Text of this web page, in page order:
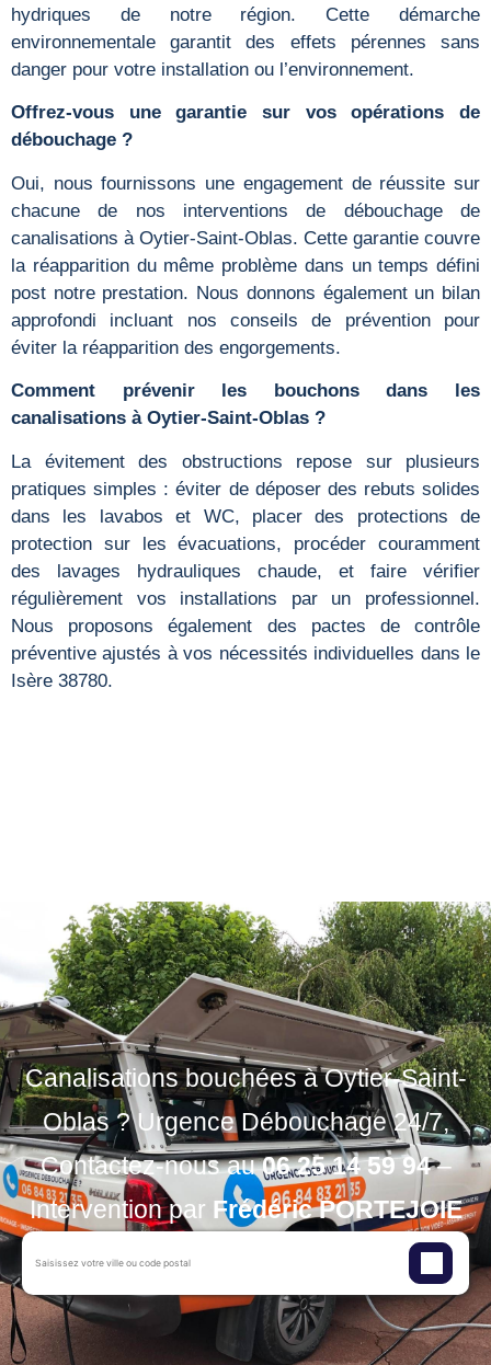
hydriques de notre région. Cette démarche
environnementale garantit des effets pérennes sans
danger pour votre installation ou l’environnement.
Offrez-vous une garantie sur vos opérations de
débouchage ?
Oui, nous fournissons une engagement de réussite sur
chacune de nos interventions de débouchage de
canalisations à Oytier-Saint-Oblas. Cette garantie couvre
la réapparition du même problème dans un temps défini
post notre prestation. Nous donnons également un bilan
approfondi incluant nos conseils de prévention pour
éviter la réapparition des engorgements.
Comment prévenir les bouchons dans les
canalisations à Oytier-Saint-Oblas ?
La évitement des obstructions repose sur plusieurs
pratiques simples : éviter de déposer des rebuts solides
dans les lavabos et WC, placer des protections de
protection sur les évacuations, procéder couramment
des lavages hydrauliques chaude, et faire vérifier
régulièrement vos installations par un professionnel.
Nous proposons également des pactes de contrôle
préventive ajustés à vos nécessités individuelles dans le
Isère 38780.
Canalisations bouchées à Oytier-Saint-
Oblas ? Urgence Débouchage 24/7,
Contactez-nous au06 25 14 59 94–
Intervention par Frédéric PORTEJOIE